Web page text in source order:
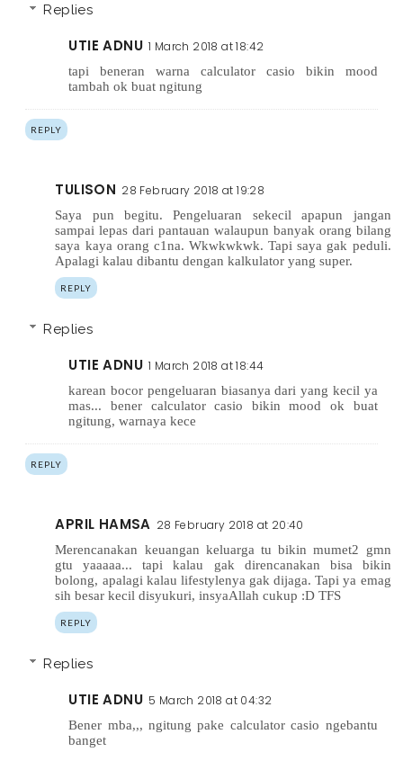
Replies
UTIE ADNU 1 March 2018 at 18:42
tapi beneran warna calculator casio bikin mood
tambah ok buat ngitung
REPLY
TULISON 28 February 2018 at 19:28
Saya pun begitu. Pengeluaran sekecil apapun jangan
sampai lepas dari pantauan walaupun banyak orang bilang
saya kaya orang c1na. Wkwkwkwk. Tapi saya gak peduli.
Apalagi kalau dibantu dengan kalkulator yang super.
REPLY
Replies
UTIE ADNU 1 March 2018 at 18:44
karean bocor pengeluaran biasanya dari yang kecil ya
mas... bener calculator casio bikin mood ok buat
ngitung, warnaya kece
REPLY
APRIL HAMSA 28 February 2018 at 20:40
Merencanakan keuangan keluarga tu bikin mumet2 gmn
gtu yaaaaa... tapi kalau gak direncanakan bisa bikin
bolong, apalagi kalau lifestylenya gak dijaga. Tapi ya emag
sih besar kecil disyukuri, insyaAllah cukup :D TFS
REPLY
Replies
UTIE ADNU 5 March 2018 at 04:32
Bener mba,,, ngitung pake calculator casio ngebantu
banget